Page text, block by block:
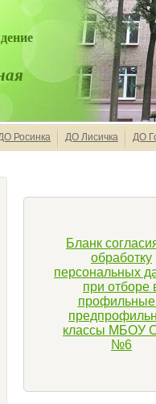
Росинка ДО Лисичка ДО
Бланк
обработку
персональных
при отборе
классы МБОУ
№6